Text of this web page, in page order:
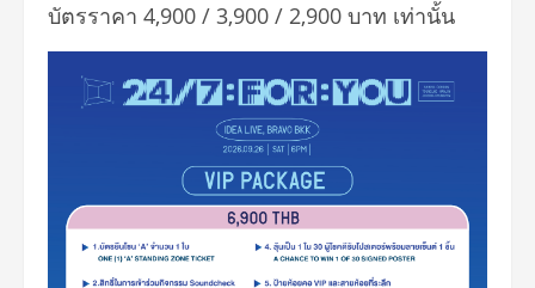
บัตรราคา 4,900 / 3,900 / 2,900 บาท เท่านั้น